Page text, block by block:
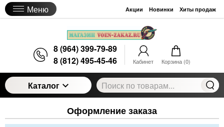
Меню Акции Новинки Хиты продаж
8 (964) 399-79-89
8 (812) 495-45-46
Кабинет Корзина (0)
Каталог
Оформление заказа